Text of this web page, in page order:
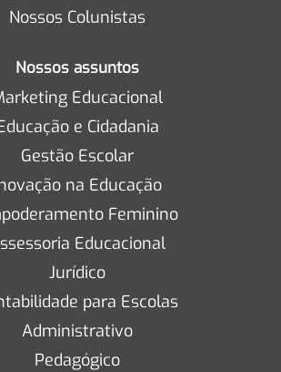
Nossos Colunistas
Nossos assuntos
Educacional
e Cidadania
Gestão Escolar
na Educação
Feminino
Educacional
Jurídico
para Escolas
Administrativo
Pedagógico